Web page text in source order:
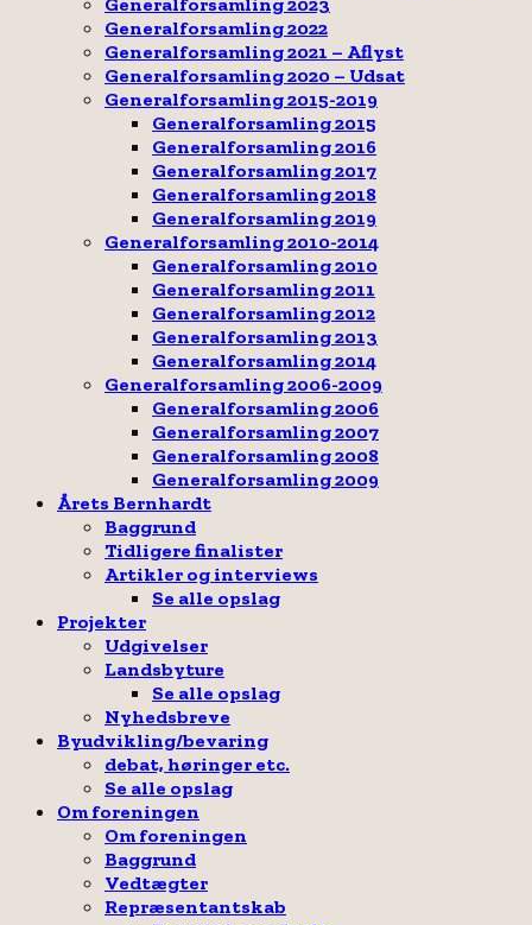
Generalforsamling 2022
Generalforsamling 2021 – Aflyst
Generalforsamling 2020 – Udsat
Generalforsamling 2015-2019
Generalforsamling 2015
Generalforsamling 2016
Generalforsamling 2017
Generalforsamling 2018
Generalforsamling 2019
Generalforsamling 2010-2014
Generalforsamling 2010
Generalforsamling 2011
Generalforsamling 2012
Generalforsamling 2013
Generalforsamling 2014
Generalforsamling 2006-2009
Generalforsamling 2006
Generalforsamling 2007
Generalforsamling 2008
Generalforsamling 2009
Årets Bernhardt
Baggrund
Tidligere finalister
Artikler og interviews
Se alle opslag
Projekter
Udgivelser
Landsbyture
Se alle opslag
Nyhedsbreve
Byudvikling/bevaring
debat, høringer etc.
Se alle opslag
Om foreningen
Om foreningen
Baggrund
Vedtægter
Repræsentantskab